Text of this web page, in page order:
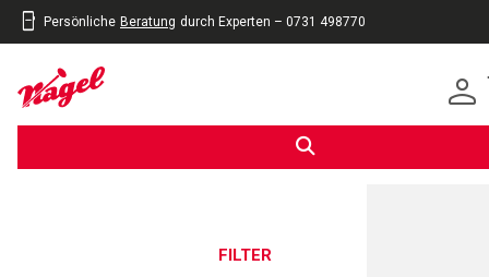
Persönliche Beratung durch Experten – 0731 498770
FILTER